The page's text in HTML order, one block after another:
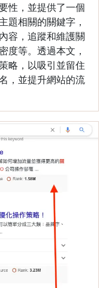
性，並提供了一個
題相關的關鍵字，
容，追蹤和維護關
度等。透過本文，
略，以吸引並留住
，並提升網站的流